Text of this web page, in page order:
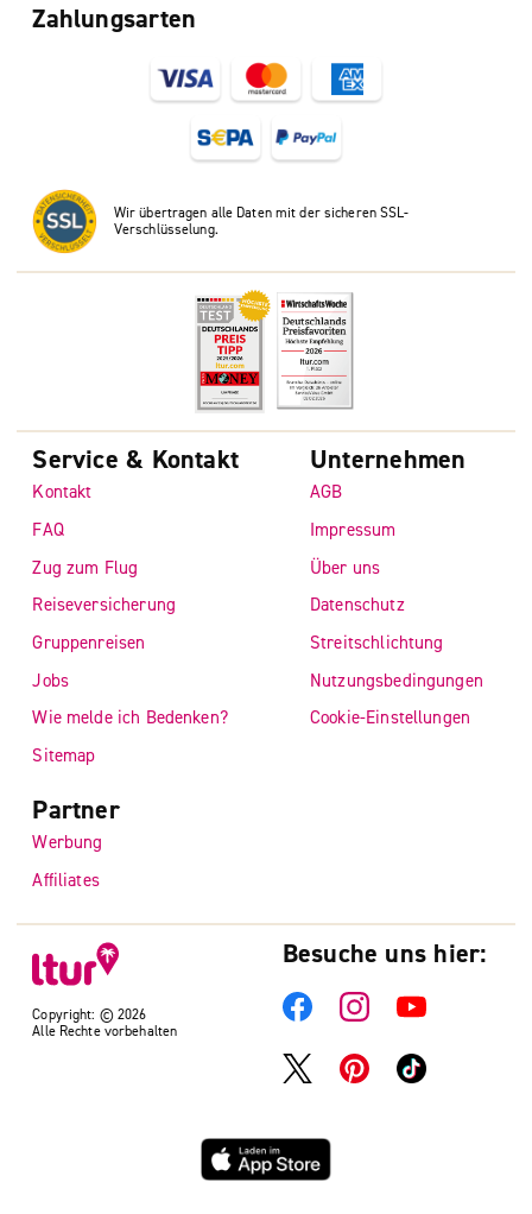
Zahlungsarten
Wir übertragen alle Daten mit der sicheren SSL-
Verschlüsselung.
Copyright: © 2026
Alle Rechte vorbehalten
Service & Kontakt
Kontakt
FAQ
Zug zum Flug
Reiseversicherung
Gruppenreisen
Jobs
Wie melde ich Bedenken?
Sitemap
Unternehmen
AGB
Impressum
Über uns
Datenschutz
Streitschlichtung
Nutzungsbedingungen
Cookie-Einstellungen
Partner
Werbung
Affiliates
Besuche uns hier: